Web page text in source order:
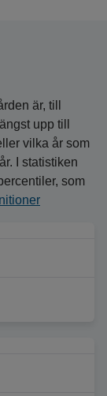
är, till
upp till
vilka år som
I statistiken
som